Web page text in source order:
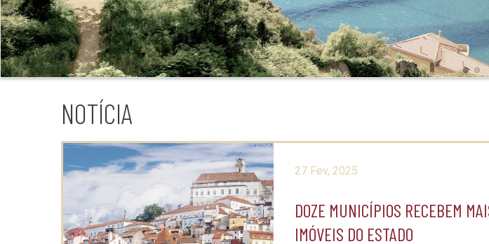
Slide
NOTÍCIA
27 Fev, 2025
DOZE MUNICÍPIOS RECEBEM
IMÓVEIS DO ESTADO